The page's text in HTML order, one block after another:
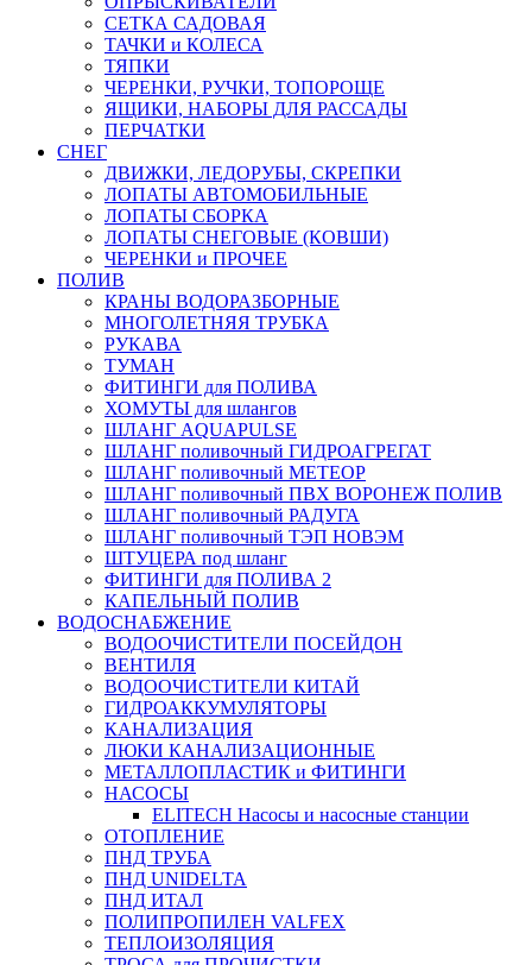
СЕТКА САДОВАЯ
ТАЧКИ и КОЛЕСА
ТЯПКИ
ЧЕРЕНКИ, РУЧКИ, ТОПОРОЩЕ
ЯЩИКИ, НАБОРЫ ДЛЯ РАССАДЫ
ПЕРЧАТКИ
СНЕГ
ДВИЖКИ, ЛЕДОРУБЫ, СКРЕПКИ
ЛОПАТЫ АВТОМОБИЛЬНЫЕ
ЛОПАТЫ СБОРКА
ЛОПАТЫ СНЕГОВЫЕ (КОВШИ)
ЧЕРЕНКИ и ПРОЧЕЕ
ПОЛИВ
КРАНЫ ВОДОРАЗБОРНЫЕ
МНОГОЛЕТНЯЯ ТРУБКА
РУКАВА
ТУМАН
ФИТИНГИ для ПОЛИВА
ХОМУТЫ для шлангов
ШЛАНГ AQUAPULSE
ШЛАНГ поливочный ГИДРОАГРЕГАТ
ШЛАНГ поливочный МЕТЕОР
ШЛАНГ поливочный ПВХ ВОРОНЕЖ ПОЛИВ
ШЛАНГ поливочный РАДУГА
ШЛАНГ поливочный ТЭП НОВЭМ
ШТУЦЕРА под шланг
ФИТИНГИ для ПОЛИВА 2
КАПЕЛЬНЫЙ ПОЛИВ
ВОДОСНАБЖЕНИЕ
ВОДООЧИСТИТЕЛИ ПОСЕЙДОН
ВЕНТИЛЯ
ВОДООЧИСТИТЕЛИ КИТАЙ
ГИДРОАККУМУЛЯТОРЫ
КАНАЛИЗАЦИЯ
ЛЮКИ КАНАЛИЗАЦИОННЫЕ
МЕТАЛЛОПЛАСТИК и ФИТИНГИ
НАСОСЫ
ELITECH Насосы и насосные станции
ОТОПЛЕНИЕ
ПНД ТРУБА
ПНД UNIDELTA
ПНД ИТАЛ
ПОЛИПРОПИЛЕН VALFEX
ТЕПЛОИЗОЛЯЦИЯ